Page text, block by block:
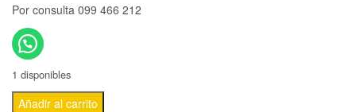
Por consulta 099 466 212
1 disponibles
Añadir al carrito